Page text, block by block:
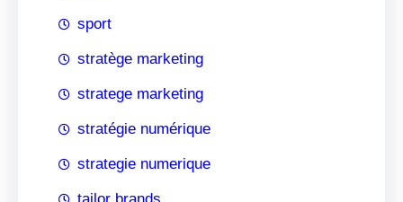
sport
stratège marketing
stratege marketing
stratégie numérique
strategie numerique